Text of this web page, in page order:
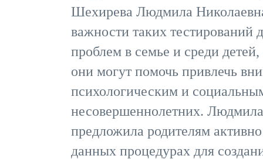
Шехирева Людмила
важности таких тестирований
проблем в семье и среди
они могут помочь привлечь
психологическим и
несовершеннолетних.
предложила родителям активно
данных процедурах для